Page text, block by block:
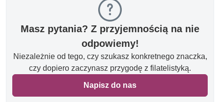
Masz pytania? Z przyjemnością na nie
odpowiemy!
Niezależnie od tego, czy szukasz konkretnego znaczka,
czy dopiero zaczynasz przygodę z filatelistyką.
Napisz do nas